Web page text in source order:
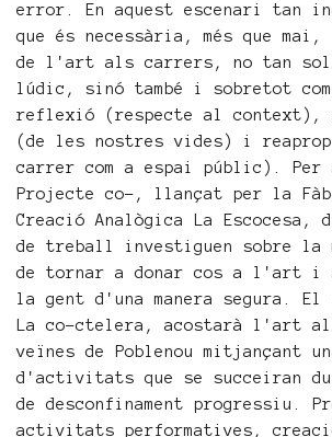
error. En aquest escenari tan
que és necessària, més que
de l'art als carrers, no tan
lúdic, sinó també i sobretot
reflexió (respecte al context),
(de les nostres vides) i
carrer com a espai públic). Per
Projecte co-, llançat per la
Creació Analògica La Escocesa,
de treball investiguen sobre la
de tornar a donar cos a l'art i
la gent d'una manera segura.
La co-ctelera, acostarà l'art
veïnes de Poblenou mitjançant
d'activitats que se succeiran
de desconfinament progressiu.
activitats performatives,